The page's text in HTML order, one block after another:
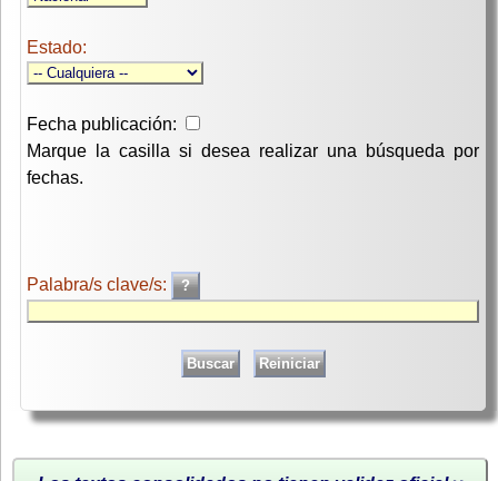
Estado:
Fecha publicación:
Marque la casilla si desea realizar una búsqueda por
fechas.
Palabra/s clave/s: